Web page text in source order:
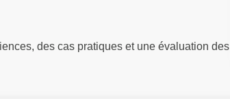
des cas pratiques et une évaluation des